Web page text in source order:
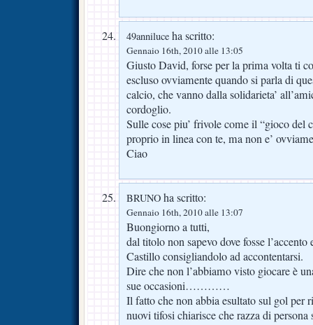
49anniluce ha scritto:
Gennaio 16th, 2010 alle 13:05
Giusto David, forse per la prima volta ti
escluso ovviamente quando si parla di
calcio, che vanno dalla solidarieta’
cordoglio.
Sulle cose piu’ frivole come il “gioco del
proprio in linea con te, ma non e’
Ciao
BRUNO ha scritto:
Gennaio 16th, 2010 alle 13:07
Buongiorno a tutti,
dal titolo non sapevo dove fosse
Castillo consigliandolo ad accontentarsi.
Dire che non l’abbiamo visto giocare è
sue occasioni…………
Il fatto che non abbia esultato sul gol per
nuovi tifosi chiarisce che razza di persona